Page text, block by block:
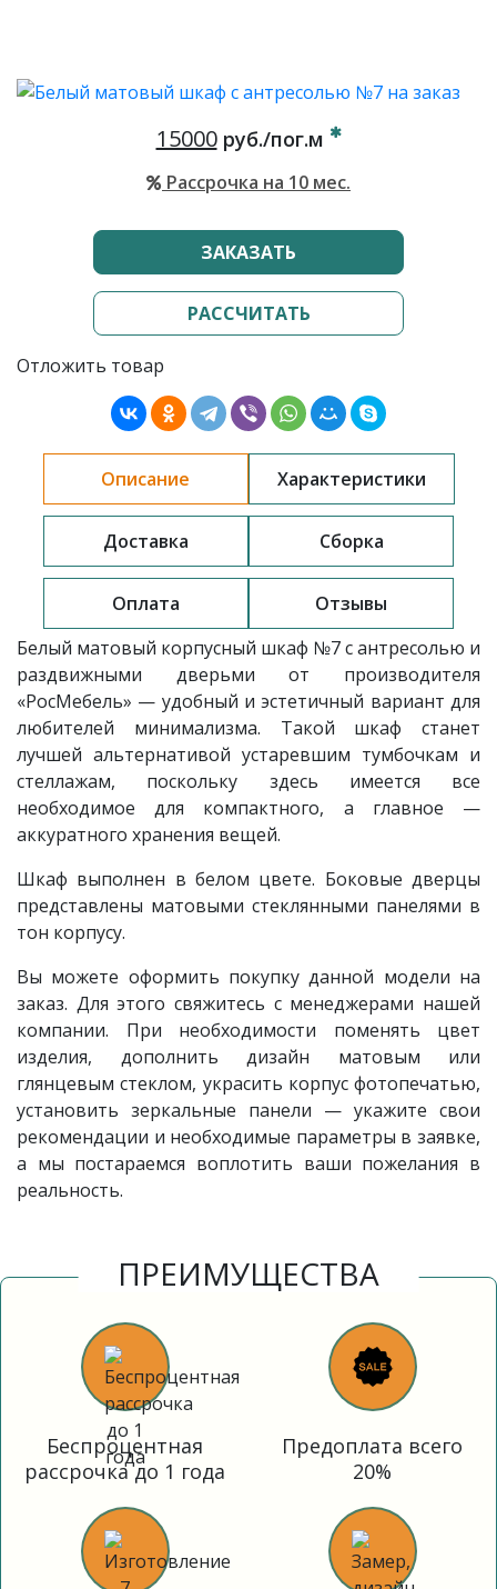
15000руб./пог.м
Рассрочка на 10 мес.
ЗАКАЗАТЬ
РАССЧИТАТЬ
Отложить товар
Описание Характеристики
Доставка Сборка
Оплата
Отзывы
Белый матовый корпусный шкаф №7 с антресолью и
раздвижными дверьмиот производителя
«РосМебель» — удобный и эстетичный вариант для
любителей минимализма. Такой шкаф станет
лучшей альтернативой устаревшим тумбочкам и
стеллажам, поскольку здесь имеется все
необходимое для компактного, а главное —
аккуратного хранения вещей.
Шкаф выполнен в белом цвете. Боковые дверцы
представлены матовыми стеклянными панелями в
тон корпусу.
Вы можете оформить покупку данной модели на
заказ. Для этого свяжитесь с менеджерами нашей
компании. При необходимости поменять цвет
изделия, дополнить дизайн матовым или
глянцевым стеклом, украсить корпус фотопечатью,
установить зеркальные панели — укажите свои
рекомендации и необходимые параметры в заявке,
а мы постараемся воплотить ваши пожелания в
реальность.
ПРЕИМУЩЕСТВА
Беспроцентная
рассрочка до 1 года
Предоплата всего
20%